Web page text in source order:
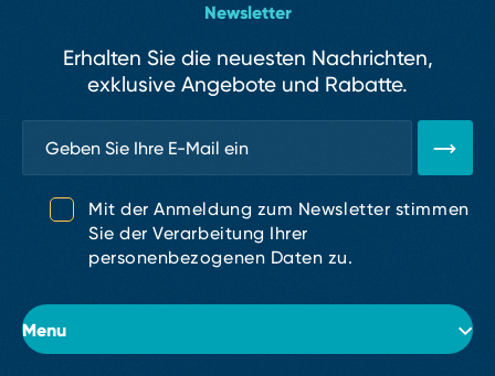
Menu
Newsletter
Erhalten Sie die neuesten Nachrichten,
exklusive Angebote und Rabatte.
Mit der Anmeldung zum Newsletter stimmen
Sie der Verarbeitung Ihrer
personenbezogenen Daten zu.